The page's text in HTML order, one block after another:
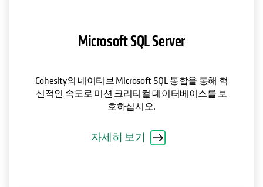
Microsoft SQL Server
Cohesity의 네이티브 Microsoft SQL 통합을 통해 혁
신적인 속도로 미션 크리티컬 데이터베이스를 보
호하십시오.
자세히 보기